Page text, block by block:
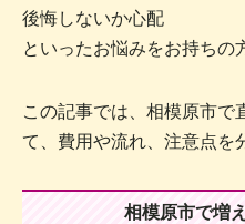
後悔しないか心配
といったお悩みをお持ちの
この記事では、相模原市で
て、費用や流れ、注意点を
相模原市で増